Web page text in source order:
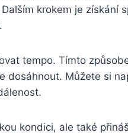
krokem je získání
tempo. Tímto
Můžete si
kondici, ale také